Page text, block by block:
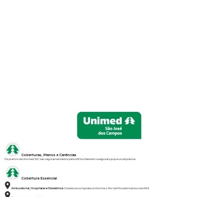
Coberturas, Planos e Carências
Os planos da Unimed SJC são regulamentados pela ANS e oferecem a segurança que você precisa.
Cobertura Essencial
Ambulatorial, Hospitalar e Obstetrícia:Cobertura completa conforme o Rol de Procedimentos da ANS.